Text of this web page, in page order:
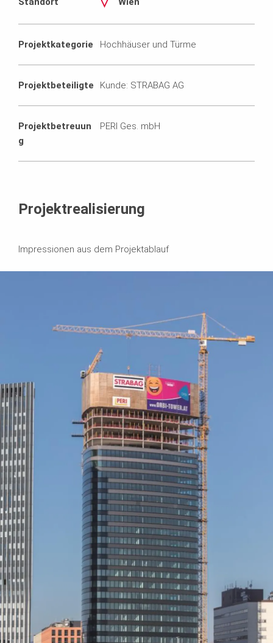
Projektkategorie Hochhäuser und Türme
Projektbeteiligte Kunde: STRABAG AG
Projektbetreuun
g
PERI Ges. mbH
Projektrealisierung
Impressionen aus dem Projektablauf